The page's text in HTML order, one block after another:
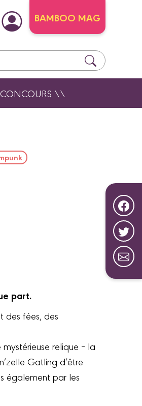
BAMBOO MAG
\\
part.
des fées, des
relique – la
Gatling d’être
également par les